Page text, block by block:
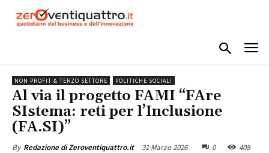
NON PROFIT & TERZO SETTORE POLITICHE SOCIALI
Al via il progetto FAMI “FAre
SIstema: reti per l’Inclusione
(FA.SI)”
By Redazione di Zeroventiquattro.it 31 Marzo 2026 0 408